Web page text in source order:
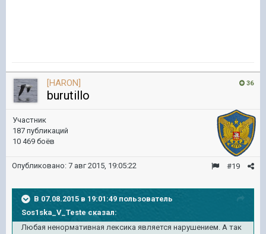
36
[HARON]
burutillo
Участник
187 публикаций
10 469 боёв
#19
Опубликовано: 7 авг 2015, 19:05:22
В 07.08.2015 в 19:01:49 пользователь
Sos1ska_V_Teste сказал:
Любая ненормативная лексика является нарушением. А так